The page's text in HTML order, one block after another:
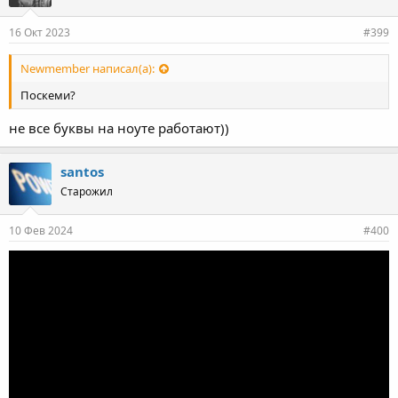
16 Окт 2023 #399
Newmember написал(а):
Поскеми?
не все буквы на ноуте работают))
santos
Старожил
10 Фев 2024 #400